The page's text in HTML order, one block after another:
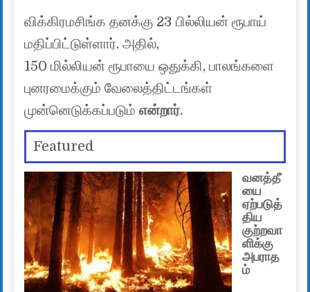
விக்கிரமசிங்க தனக்கு 23 பில்லியன் ரூபாய்
மதிப்பிட்டுள்ளார். அதில்,
150 மில்லியன் ரூபாயை ஒதுக்கி, பாலங்களை
புனரமைக்கும் வேலைத்திட்டங்கள்
முன்னெடுக்கப்படும்என்றார்.
Featured
வனத்தீ
யை
ஏற்படுத்
திய
குற்றவா
ளிக்கு
அபராத
ம்